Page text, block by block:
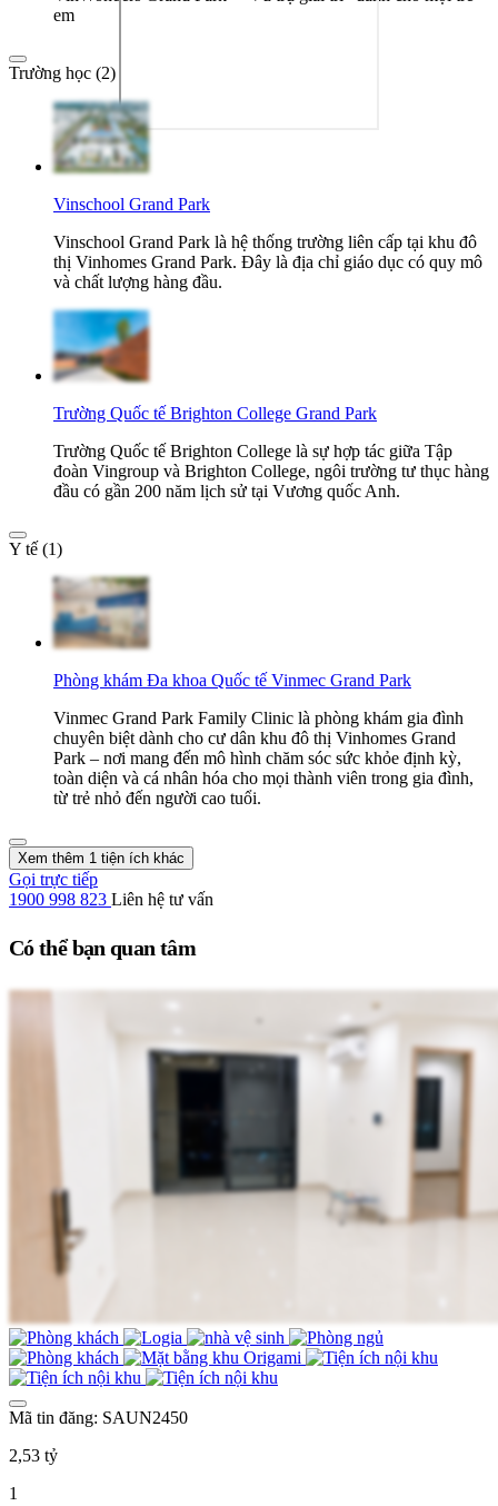
em
Trường học (2)
Vinschool Grand Park
Vinschool Grand Park là hệ thống trường liên cấp tại khu đô
thị Vinhomes Grand Park. Đây là địa chỉ giáo dục có quy mô
và chất lượng hàng đầu.
Trường Quốc tế Brighton College Grand Park
Trường Quốc tế Brighton College là sự hợp tác giữa Tập
đoàn Vingroup và Brighton College, ngôi trường tư thục hàng
đầu có gần 200 năm lịch sử tại Vương quốc Anh.
Y tế (1)
Phòng khám Đa khoa Quốc tế Vinmec Grand Park
Vinmec Grand Park Family Clinic là phòng khám gia đình
chuyên biệt dành cho cư dân khu đô thị Vinhomes Grand
Park – nơi mang đến mô hình chăm sóc sức khỏe định kỳ,
toàn diện và cá nhân hóa cho mọi thành viên trong gia đình,
từ trẻ nhỏ đến người cao tuổi.
Xem thêm 1 tiện ích khác
Gọi trực tiếp
1900 998 823 Liên hệ tư vấn
Có thể bạn quan tâm
Mã tin đăng: SAUN2450
2,53 tỷ
1